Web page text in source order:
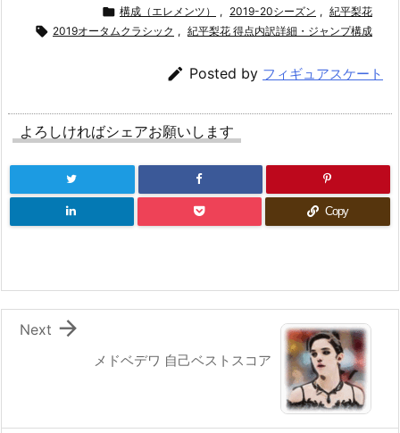
 構成（エレメンツ） , 2019-20シーズン , 紀平梨花
 2019オータムクラシック , 紀平梨花 得点内訳詳細・ジャンプ構成
 Posted by フィギュアスケート
よろしければシェアお願いします
Copy
メドベデワ 自己ベストスコア

Next